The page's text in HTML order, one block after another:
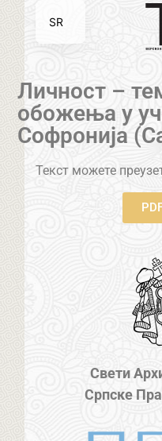
Личност –
обожења у
Софронија
Текст можете
Свети
Српске
SR
EN